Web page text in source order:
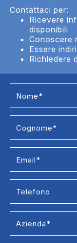
Contattaci per:
Ricevere
disponibili
Conoscere
Essere
Richiedere